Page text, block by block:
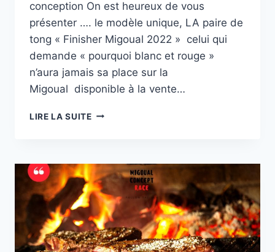
conception On est heureux de vous
présenter …. le modèle unique, LA paire de
tong « Finisher Migoual 2022 » celui qui
demande « pourquoi blanc et rouge »
n’aura jamais sa place sur la
Migoual disponible à la vente…
LIRE LA SUITELE